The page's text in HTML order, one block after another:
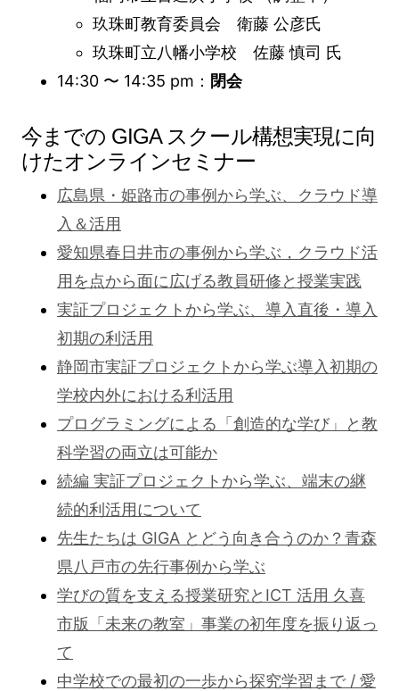
玖珠町教育委員会 衛藤 公彦氏
玖珠町立八幡小学校 佐藤 慎司 氏
14:30 〜 14:35 pm： 閉会
今までの GIGA スクール構想実現に向
けたオンラインセミナー
広島県・姫路市の事例から学ぶ、クラウド導
入＆活用
愛知県春日井市の事例から学ぶ，クラウド活
用を点から面に広げる教員研修と授業実践
実証プロジェクトから学ぶ、導入直後・導入
初期の利活用
静岡市実証プロジェクトから学ぶ導入初期の
学校内外における利活用
プログラミングによる「創造的な学び」と教
科学習の両立は可能か
続編 実証プロジェクトから学ぶ、端末の継
続的利活用について
先生たちは GIGA とどう向き合うのか？青森
県八戸市の先行事例から学ぶ
学びの質を支える授業研究とICT 活用 久喜
市版「未来の教室」事業の初年度を振り返っ
て
中学校での最初の一歩から探究学習まで / 愛